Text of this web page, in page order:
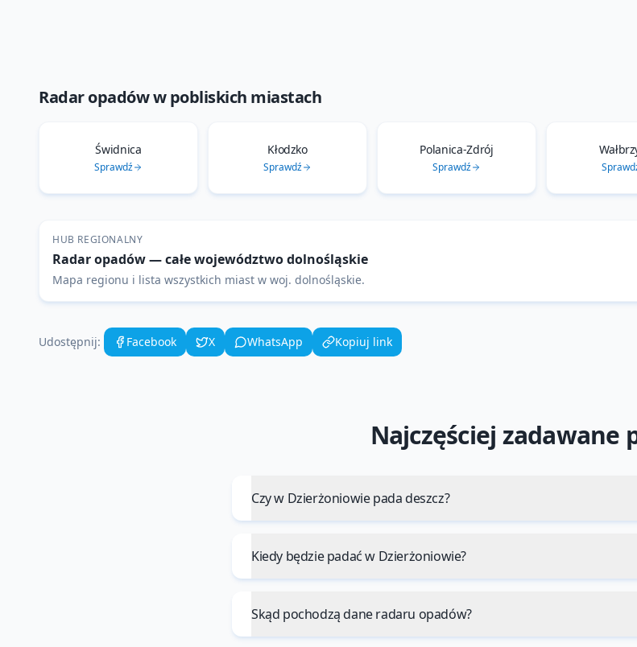
Radar opadóww pobliskich miastach
Świdnica
Sprawdź
Kłodzko
Sprawdź
Polanica-Zdrój
Sprawdź
HUB REGIONALNY
Radar opadów— całe województwodolnośląskie
Mapa regionu i lista wszystkich miast w woj. dolnośląskie.
Udostępnij: Facebook X WhatsApp Kopiuj link
Najczęściej zadawane
Czy w Dzierżoniowie pada deszcz?
Kiedy będzie padać w Dzierżoniowie?
Skąd pochodzą dane radaru opadów?